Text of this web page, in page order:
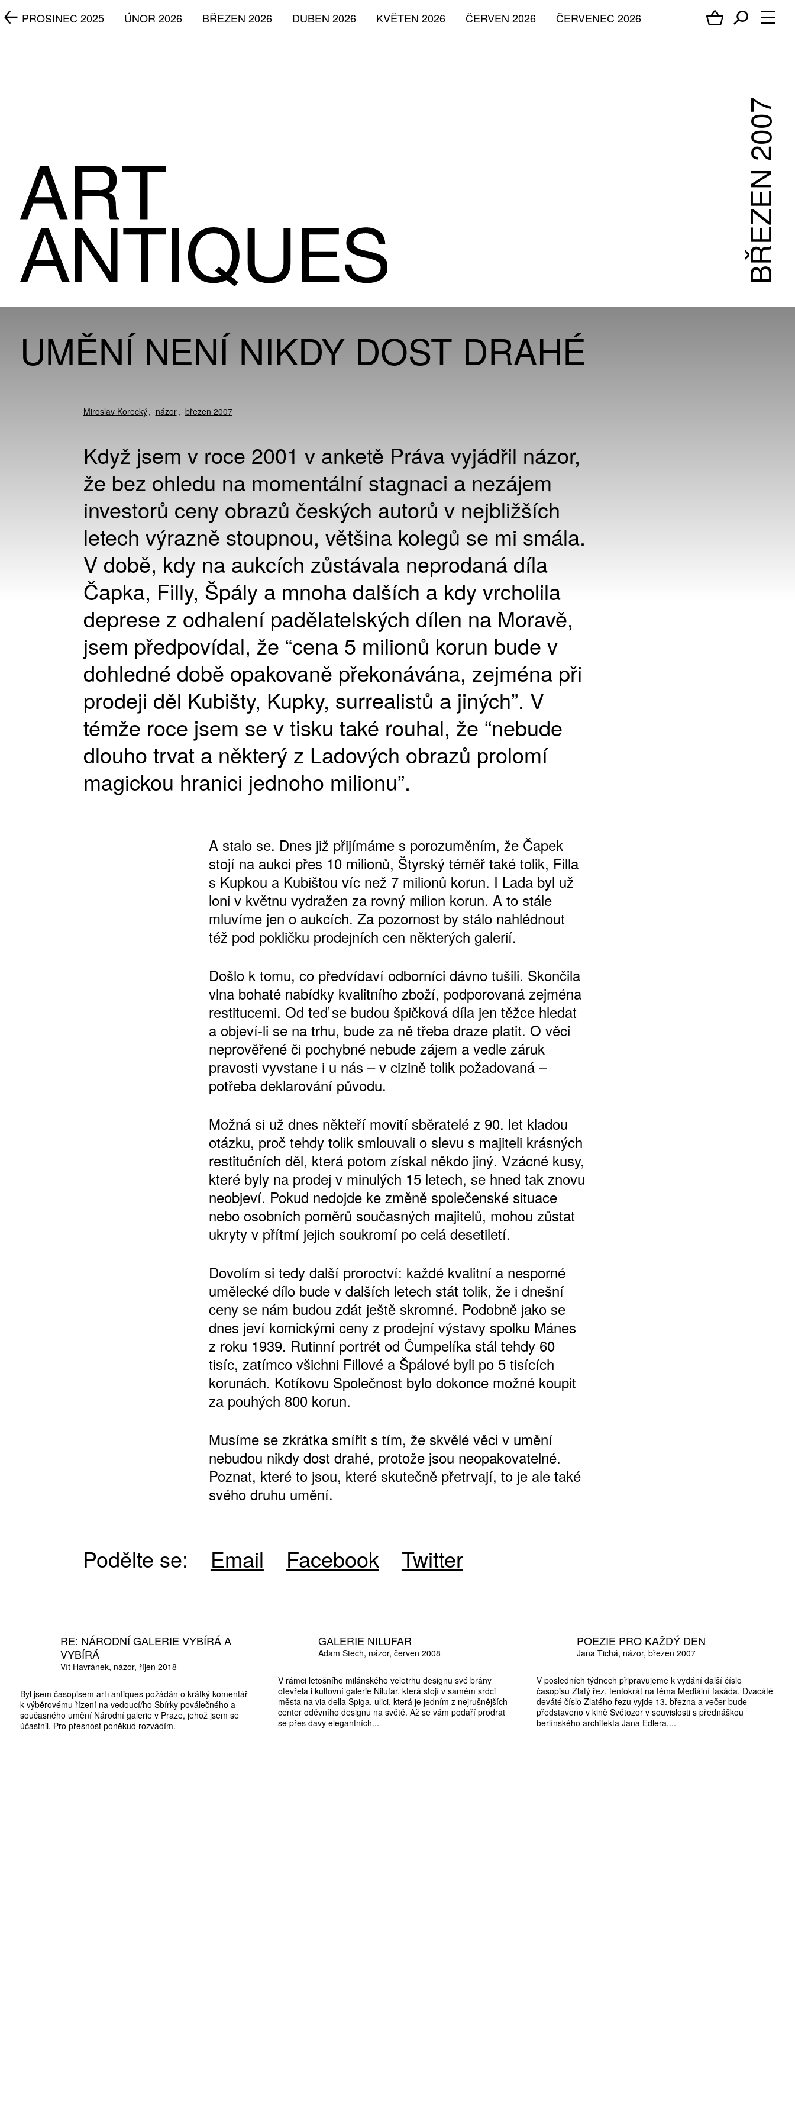
ČERVENEC 2026
ČERVEN 2026
KVĚTEN 2026
DUBEN 2026
BŘEZEN 2026
ÚNOR 2026
PROSINEC 2025
BŘEZEN 2007
UMĚNÍ NENÍ NIKDY DOST DRAHÉ
Miroslav Korecký názor březen 2007
Když jsem v roce 2001 v anketě Práva vyjádřil názor,
že bez ohledu na momentální stagnaci a nezájem
investorů ceny obrazů českých autorů v nejbližších
letech výrazně stoupnou, většina kolegů se mi smála.
V době, kdy na aukcích zůstávala neprodaná díla
Čapka, Filly, Špály a mnoha dalších a kdy vrcholila
deprese z odhalení padělatelských dílen na Moravě,
jsem předpovídal, že “cena 5 milionů korun bude v
dohledné době opakovaně překonávána, zejména při
prodeji děl Kubišty, Kupky, surrealistů a jiných”. V
témže roce jsem se v tisku také rouhal, že “nebude
dlouho trvat a některý z Ladových obrazů prolomí
magickou hranici jednoho milionu”.
A stalo se. Dnes již přijímáme s porozuměním, že Čapek
stojí na aukci přes 10 milionů, Štyrský téměř také tolik, Filla
s Kupkou a Kubištou víc než 7 milionů korun. I Lada byl už
loni v květnu vydražen za rovný milion korun. A to stále
mluvíme jen o aukcích. Za pozornost by stálo nahlédnout
též pod pokličku prodejních cen některých galerií.
Došlo k tomu, co předvídaví odborníci dávno tušili. Skončila
vlna bohaté nabídky kvalitního zboží, podporovaná zejména
restitucemi. Od teď se budou špičková díla jen těžce hledat
a objeví-li se na trhu, bude za ně třeba draze platit. O věci
neprověřené či pochybné nebude zájem a vedle záruk
pravosti vyvstane i u nás – v cizině tolik požadovaná –
potřeba deklarování původu.
Možná si už dnes někteří movití sběratelé z 90. let kladou
otázku, proč tehdy tolik smlouvali o slevu s majiteli krásných
restitučních děl, která potom získal někdo jiný. Vzácné kusy,
které byly na prodej v minulých 15 letech, se hned tak znovu
neobjeví. Pokud nedojde ke změně společenské situace
nebo osobních poměrů současných majitelů, mohou zůstat
ukryty v přítmí jejich soukromí po celá desetiletí.
Dovolím si tedy další proroctví: každé kvalitní a nesporné
umělecké dílo bude v dalších letech stát tolik, že i dnešní
ceny se nám budou zdát ještě skromné. Podobně jako se
dnes jeví komickými ceny z prodejní výstavy spolku Mánes
z roku 1939. Rutinní portrét od Čumpelíka stál tehdy 60
tisíc, zatímco všichni Fillové a Špálové byli po 5 tisících
korunách. Kotíkovu Společnost bylo dokonce možné koupit
za pouhých 800 korun.
Musíme se zkrátka smířit s tím, že skvělé věci v umění
nebudou nikdy dost drahé, protože jsou neopakovatelné.
Poznat, které to jsou, které skutečně přetrvají, to je ale také
svého druhu umění.
Podělte se: Email Facebook Twitter
RE: NÁRODNÍ GALERIE VYBÍRÁ A
VYBÍRÁ
Vít Havránek názor říjen 2018
Byl jsem časopisem art+antiques požádán o krátký komentář
k výběrovému řízení na vedoucí/ho Sbírky poválečného a
současného umění Národní galerie v Praze, jehož jsem se
účastnil. Pro přesnost poněkud rozvádím.
GALERIE NILUFAR
Adam Štech názor červen 2008
V rámci letošního milánského veletrhu designu své brány
otevřela i kultovní galerie Nilufar, která stojí v samém srdci
města na via della Spiga, ulici, která je jedním z nejrušnějších
center oděvního designu na světě. Až se vám podaří prodrat
se přes davy elegantních...
POEZIE PRO KAŽDÝ DEN
Jana Tichá názor březen 2007
V posledních týdnech připravujeme k vydání další číslo
časopisu Zlatý řez, tentokrát na téma Mediální fasáda. Dvacáté
deváté číslo Zlatého řezu vyjde 13. března a večer bude
představeno v kině Světozor v souvislosti s přednáškou
berlínského architekta Jana Edlera,...
ROČNÍ PŘEDPLATNÉ
10 TIŠTĚNÝCH ČÍSEL
365 DNÍ ONLINE VERZE
KOUPIT PŘEDPLATNÉ